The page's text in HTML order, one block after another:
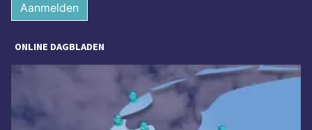
Aanmelden
ONLINE DAGBLADEN